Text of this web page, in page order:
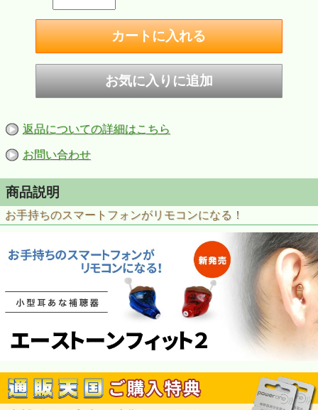
返品についての詳細はこちら
お問い合わせ
商品説明
お手持ちのスマートフォンがリモコンになる！